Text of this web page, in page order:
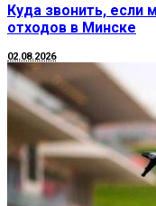
Куда звонить, если
отходов в Минске
02.08.2026